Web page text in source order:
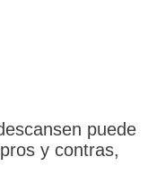
puede
y contras,